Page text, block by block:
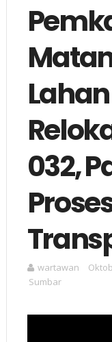
032,
wartawan
Sumbar